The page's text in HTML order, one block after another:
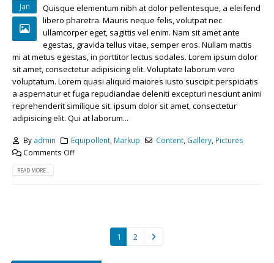
Jan
Quisque elementum nibh at dolor pellentesque, a eleifend
libero pharetra. Mauris neque felis, volutpat nec
ullamcorper eget, sagittis vel enim. Nam sit amet ante
egestas, gravida tellus vitae, semper eros. Nullam mattis
mi at metus egestas, in porttitor lectus sodales. Lorem ipsum dolor
sit amet, consectetur adipisicing elit. Voluptate laborum vero
voluptatum. Lorem quasi aliquid maiores iusto suscipit perspiciatis
a aspernatur et fuga repudiandae deleniti excepturi nesciunt animi
reprehenderit similique sit. ipsum dolor sit amet, consectetur
adipisicing elit. Qui at laborum...
By admin Equipollent, Markup Content, Gallery, Pictures
Comments Off
READ MORE...
1 2